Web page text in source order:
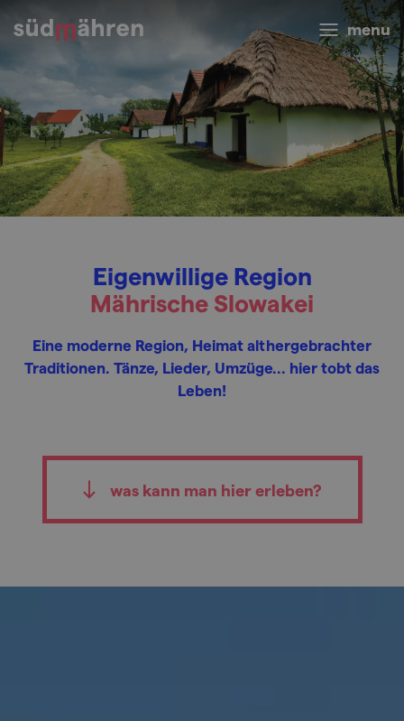
menu
Eigenwillige Region
Mährische Slowakei
Eine moderne Region, Heimat althergebrachter
Traditionen. Tänze, Lieder, Umzüge... hier tobt das
Leben!
was kann man hier erleben?